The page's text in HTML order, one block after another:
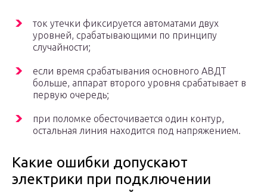
ток утечки фиксируется автоматами двух
уровней, срабатывающими по принципу
случайности;
если время срабатывания основного АВДТ
больше, аппарат второго уровня срабатывает в
первую очередь;
при поломке обесточивается один контур,
остальная линия находится под напряжением.
Какие ошибки допускают
электрики при подключении